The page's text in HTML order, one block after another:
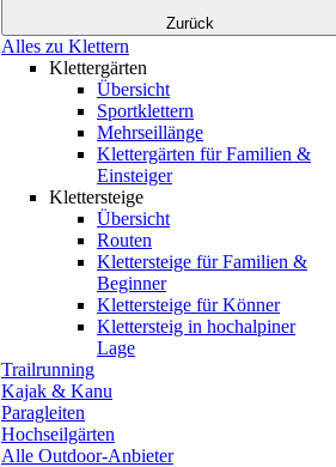
Zurück
Alles zu Klettern
Klettergärten
Übersicht
Sportklettern
Mehrseillänge
Klettergärten für Familien &
Einsteiger
Klettersteige
Übersicht
Routen
Klettersteige für Familien &
Beginner
Klettersteige für Könner
Klettersteig in hochalpiner
Lage
Trailrunning
Kajak & Kanu
Paragleiten
Hochseilgärten
Alle Outdoor-Anbieter